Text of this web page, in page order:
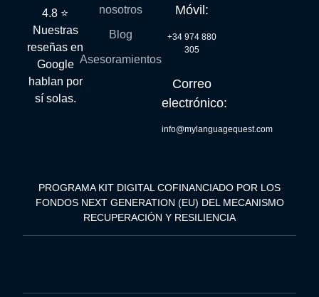
4.8 ⭐
Nuestras
reseñas en
Google
hablan por
sí solas.
nosotros
Blog
Asesoramientos
Móvil:
+34 974 880
305
Correo
electrónico:
info@mylanguagequest.com
PROGRAMA KIT DIGITAL COFINANCIADO POR LOS
FONDOS NEXT GENERATION (EU) DEL MECANISMO
RECUPERACIÓN Y RESILIENCIA